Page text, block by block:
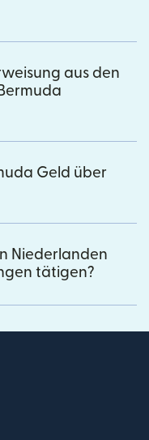
aus den
Geld über
Niederlanden
tätigen?